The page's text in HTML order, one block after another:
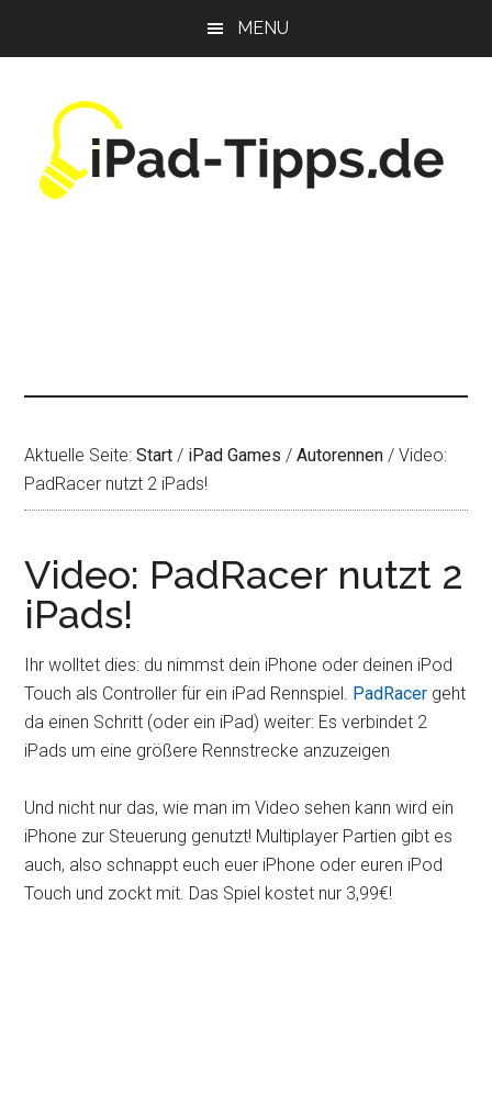
MENU
Aktuelle Seite:Start / iPad Games / Autorennen / Video:
PadRacer nutzt 2 iPads!
Video: PadRacer nutzt 2
iPads!
Ihr wolltet dies: du nimmst dein iPhone oder deinen iPod
Touch als Controller für ein iPad Rennspiel. PadRacer geht
da einen Schritt (oder ein iPad) weiter: Es verbindet 2
iPads um eine größere Rennstrecke anzuzeigen
Und nicht nur das, wie man im Video sehen kann wird ein
iPhone zur Steuerung genutzt! Multiplayer Partien gibt es
auch, also schnappt euch euer iPhone oder euren iPod
Touch und zockt mit. Das Spiel kostet nur 3,99€!